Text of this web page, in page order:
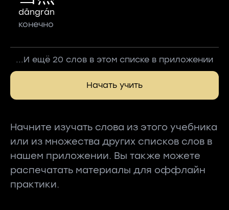
dāngrán
конечно
...И ещё 20 слов в этом списке в приложении
Начать учить
Начните изучать слова из этого учебника
или из множества других списков слов в
нашем приложении. Вы также можете
распечатать материалы для оффлайн
практики.